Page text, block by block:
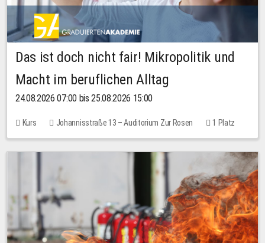
Das ist doch nicht fair! Mikropolitik und
Macht im beruflichen Alltag
24.08.2026 07:00 bis 25.08.2026 15:00
Kurs Johannisstraße 13 – Auditorium Zur Rosen
1 Platz
30,00 EUR